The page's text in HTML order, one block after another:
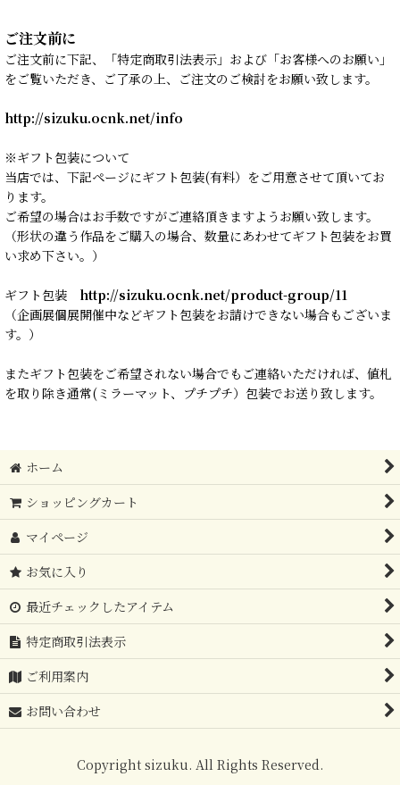
ご注文前に
ご注文前に下記、「特定商取引法表示」および「お客様へのお願い」
をご覧いただき、ご了承の上、ご注文のご検討をお願い致します。
http://sizuku.ocnk.net/info
※ギフト包装について
当店では、下記ページにギフト包装(有料）をご用意させて頂いてお
ります。
ご希望の場合はお手数ですがご連絡頂きますようお願い致します。
（形状の違う作品をご購入の場合、数量にあわせてギフト包装をお買
い求め下さい。）
ギフト包装 http://sizuku.ocnk.net/product-group/11
（企画展個展開催中などギフト包装をお請けできない場合もございま
す。）
またギフト包装をご希望されない場合でもご連絡いただければ、値札
を取り除き通常(ミラーマット、プチプチ）包装でお送り致します。
ホーム
ショッピングカート
マイページ
お気に入り
最近チェックしたアイテム
特定商取引法表示
ご利用案内
お問い合わせ
Copyright sizuku. All Rights Reserved.